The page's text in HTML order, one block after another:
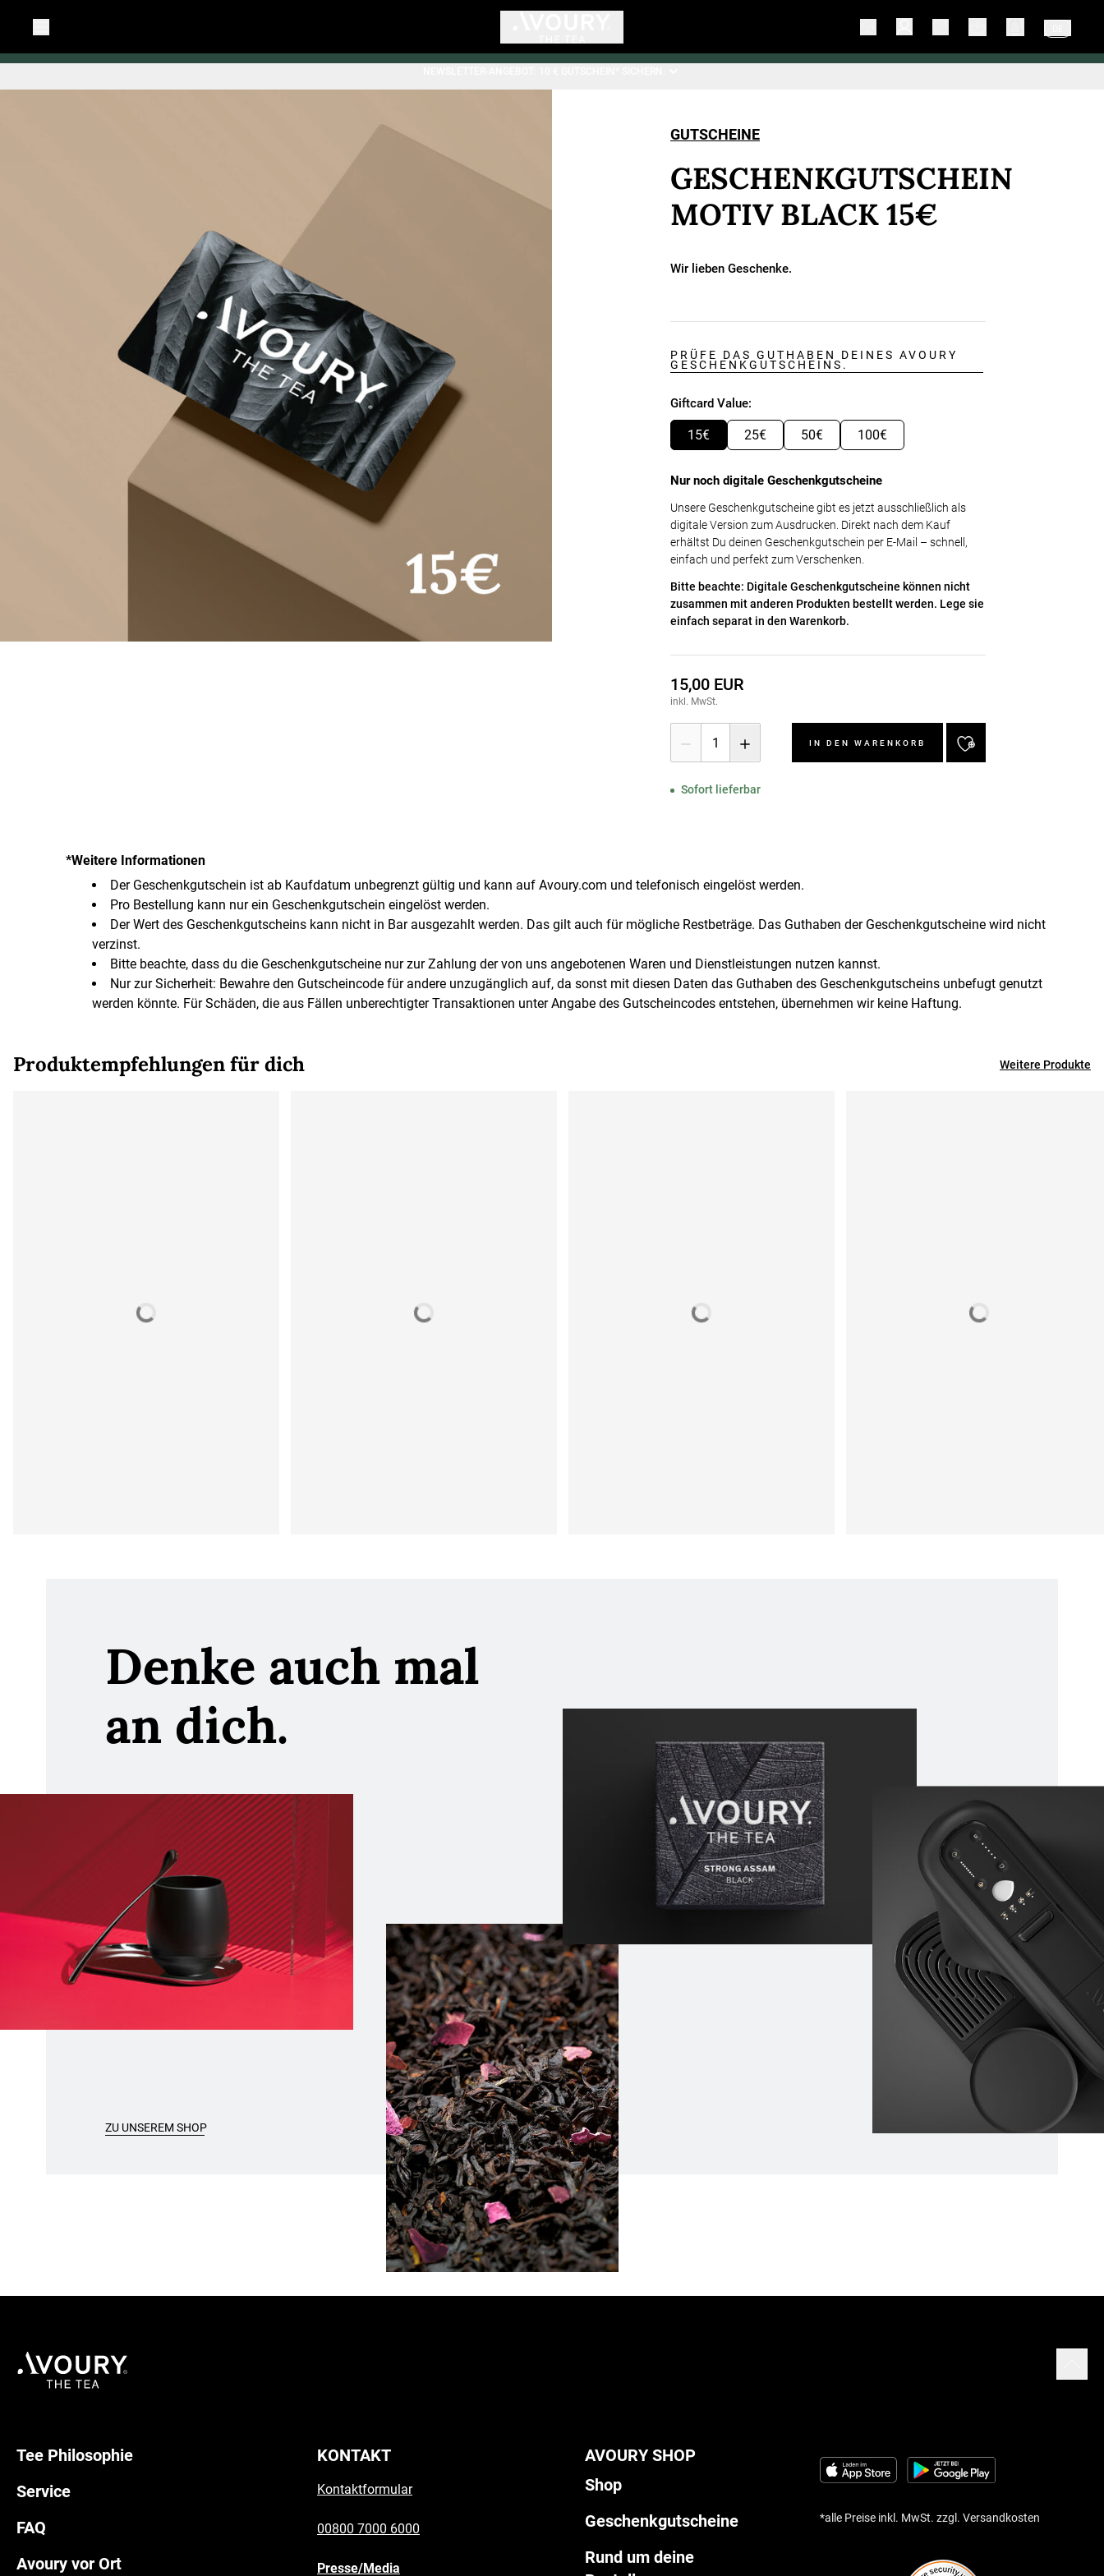
GUTSCHEINE
GESCHENKGUTSCHEIN
MOTIV BLACK 15€
Wir lieben Geschenke.
PRÜFE DAS GUTHABEN DEINES AVOURY
GESCHENKGUTSCHEINS.
Giftcard Value:
15€ 25€ 50€ 100€
Nur noch digitale Geschenkgutscheine
Unsere Geschenkgutscheine gibt es jetzt ausschließlich als
digitale Version zum Ausdrucken. Direkt nach dem Kauf
erhältst Du deinen Geschenkgutschein per E-Mail – schnell,
einfach und perfekt zum Verschenken.
Bitte beachte: Digitale Geschenkgutscheine können nicht
zusammen mit anderen Produkten bestellt werden. Lege sie
einfach separat in den Warenkorb.
15,00 EUR
inkl. MwSt.
1 IN DEN WARENKORB
Sofort lieferbar
*Weitere Informationen
Der Geschenkgutschein ist ab Kaufdatum unbegrenzt gültig und kann auf Avoury.com und telefonisch eingelöst werden.
Pro Bestellung kann nur ein Geschenkgutschein eingelöst werden.
Der Wert des Geschenkgutscheins kann nicht in Bar ausgezahlt werden. Das gilt auch für mögliche Restbeträge. Das Guthaben der Geschenkgutscheine wird nicht
verzinst.
Bitte beachte, dass du die Geschenkgutscheine nur zur Zahlung der von uns angebotenen Waren und Dienstleistungen nutzen kannst.
Nur zur Sicherheit: Bewahre den Gutscheincode für andere unzugänglich auf, da sonst mit diesen Daten das Guthaben des Geschenkgutscheins unbefugt genutzt
werden könnte. Für Schäden, die aus Fällen unberechtigter Transaktionen unter Angabe des Gutscheincodes entstehen, übernehmen wir keine Haftung.
Produktempfehlungen für dich Weitere Produkte
Denke auch mal
an dich.
ZU UNSEREM SHOP
Tee Philosophie
Service
FAQ
Avoury vor Ort
KONTAKT
Kontaktformular
00800 7000 6000
Presse/Media
AVOURY SHOP
Shop
Geschenkgutscheine
Rund um deine
*alle Preise inkl. MwSt. zzgl. Versandkosten